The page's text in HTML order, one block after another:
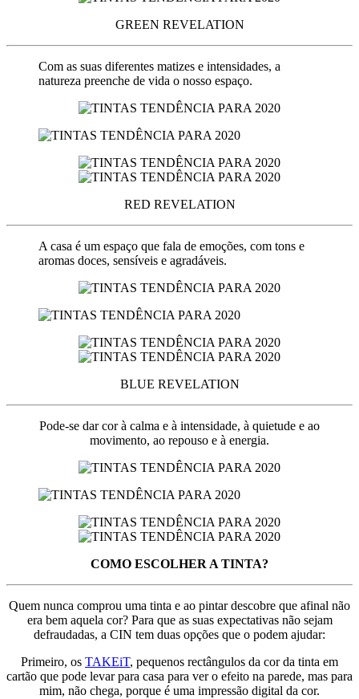
GREEN REVELATION
Com as suas diferentes matizes e intensidades, a
natureza preenche de vida o nosso espaço.
RED REVELATION
A casa é um espaço que fala de emoções, com tons e
aromas doces, sensíveis e agradáveis.
BLUE REVELATION
Pode-se dar cor à calma e à intensidade, à quietude e ao
movimento, ao repouso e à energia.
COMO ESCOLHER A TINTA?
Quem nunca comprou uma tinta e ao pintar descobre que afinal não
era bem aquela cor? Para que as suas expectativas não sejam
defraudadas, a CIN tem duas opções que o podem ajudar:
Primeiro, os TAKEiT, pequenos rectângulos da cor da tinta em
cartão que pode levar para casa para ver o efeito na parede, mas para
mim, não chega, porque é uma impressão digital da cor.